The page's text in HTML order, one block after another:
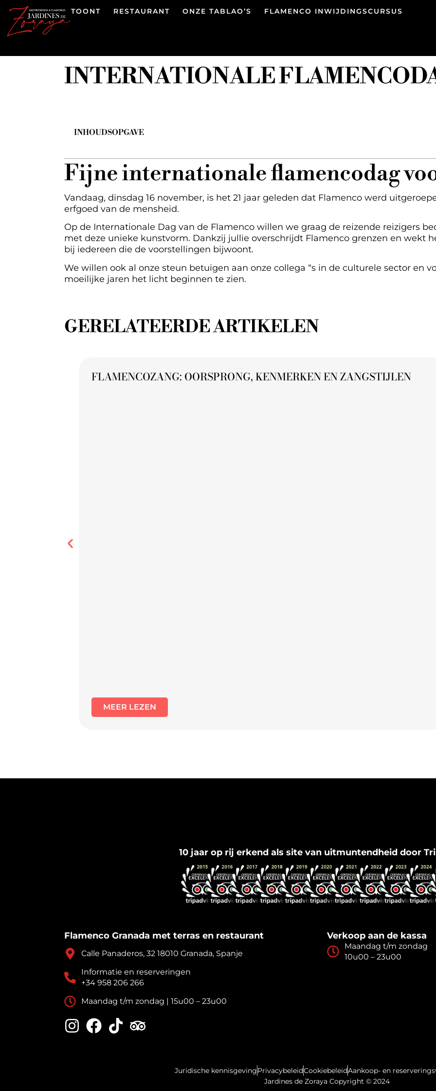
TOONT RESTAURANT ONZE TABLAO’S
FLAMENCO INWIJDINGSCURSUS
INTERNATIONALE
INHOUDSOPGAVE
Fijne internationale flamencodag
Vandaag, dinsdag 16 november, is het 21 jaar geleden dat Flamenco werd
erfgoed van de mensheid.
Op de Internationale Dag van de Flamenco willen we graag de reizende reizigers
met deze unieke kunstvorm. Dankzij jullie overschrijdt Flamenco grenzen en wekt
bij iedereen die de voorstellingen bijwoont.
We willen ook al onze steun betuigen aan onze collega “s in de culturele sector en
moeilijke jaren het licht beginnen te zien.
GERELATEERDE ARTIKELEN
FLAMENCOZANG: OORSPRONG, KENMERKEN EN ZANGSTIJLEN
MEER LEZEN
10 jaar op rij erkend als site van uitmuntendheid door
Flamenco Granada met terras en restaurant
Calle Panaderos, 32 18010 Granada, Spanje
Informatie en reserveringen
+34 958 206 266
Maandag t/m zondag | 15u00 – 23u00
Verkoop aan de kassa
Maandag t/m zondag
10u00 – 23u00
Juridische kennisgevingPrivacybeleidCookiebeleidAankoop- en
Jardines de Zoraya Copyright © 2024